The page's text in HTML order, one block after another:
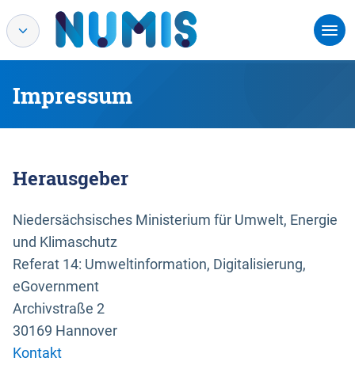
Impressum
Herausgeber
Niedersächsisches Ministerium für Umwelt, Energie
und Klimaschutz
Referat 14: Umweltinformation, Digitalisierung,
eGovernment
Archivstraße 2
30169 Hannover
Kontakt